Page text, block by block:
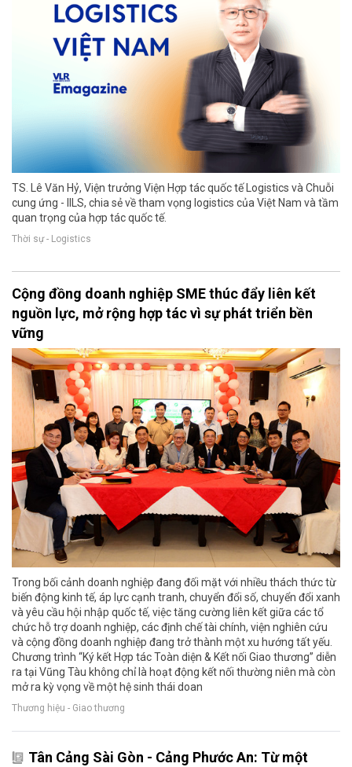
TS. Lê Văn Hỷ, Viện trưởng Viện Hợp tác quốc tế Logistics và Chuỗi
cung ứng - IILS, chia sẻ về tham vọng logistics của Việt Nam và tầm
quan trọng của hợp tác quốc tế.
Thời sự - Logistics
Cộng đồng doanh nghiệp SME thúc đẩy liên kết
nguồn lực, mở rộng hợp tác vì sự phát triển bền
vững
Trong bối cảnh doanh nghiệp đang đối mặt với nhiều thách thức từ
biến động kinh tế, áp lực cạnh tranh, chuyển đổi số, chuyển đổi xanh
và yêu cầu hội nhập quốc tế, việc tăng cường liên kết giữa các tổ
chức hỗ trợ doanh nghiệp, các định chế tài chính, viện nghiên cứu
và cộng đồng doanh nghiệp đang trở thành một xu hướng tất yếu.
Chương trình “Ký kết Hợp tác Toàn diện & Kết nối Giao thương” diễn
ra tại Vũng Tàu không chỉ là hoạt động kết nối thường niên mà còn
mở ra kỳ vọng về một hệ sinh thái doan
Thương hiệu - Giao thương
Tân Cảng Sài Gòn - Cảng Phước An: Từ một